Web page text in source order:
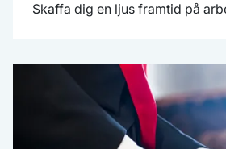
Skaffa dig en ljus framtid på